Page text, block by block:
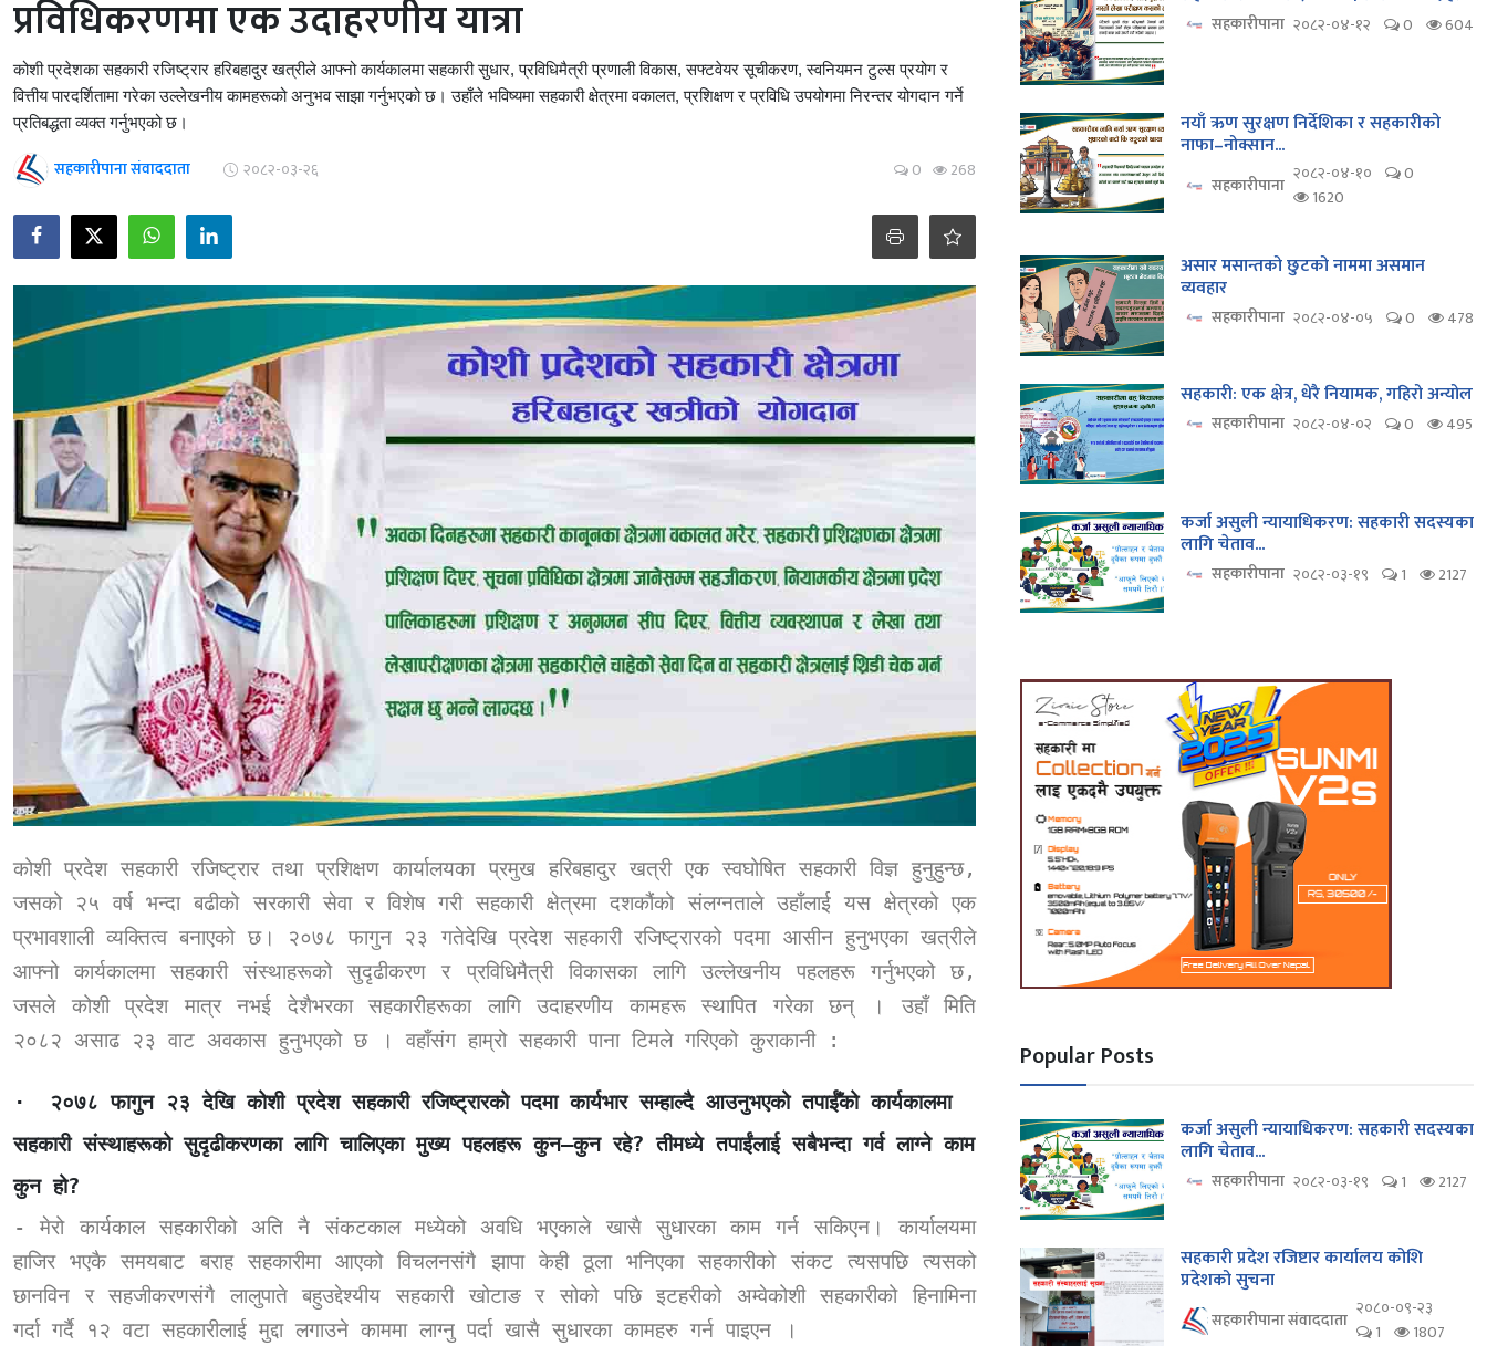
प्रविधिकरणमा एक उदाहरणीय यात्रा
कोशी प्रदेशका सहकारी रजिष्ट्रार हरिबहादुर खत्रीले आफ्नो कार्यकालमा सहकारी सुधार, प्रविधिमैत्री प्रणाली विकास, सफ्टवेयर सूचीकरण, स्वनियमन टुल्स प्रयोग र
वित्तीय पारदर्शितामा गरेका उल्लेखनीय कामहरूको अनुभव साझा गर्नुभएको छ। उहाँले भविष्यमा सहकारी क्षेत्रमा वकालत, प्रशिक्षण र प्रविधि उपयोगमा निरन्तर योगदान गर्ने
प्रतिबद्धता व्यक्त गर्नुभएको छ।
सहकारीपाना संवाददाता २०८२-०३-२६ 0 268
कोशी प्रदेश सहकारी रजिष्ट्रार तथा प्रशिक्षण कार्यालयका प्रमुख हरिबहादुर खत्री एक स्वघोषित सहकारी विज्ञ हुनुहुन्छ,
जसको २५ वर्ष भन्दा बढीको सरकारी सेवा र विशेष गरी सहकारी क्षेत्रमा दशकौंको संलग्नताले उहाँलाई यस क्षेत्रको एक
प्रभावशाली व्यक्तित्व बनाएको छ। २०७८ फागुन २३ गतेदेखि प्रदेश सहकारी रजिष्ट्रारको पदमा आसीन हुनुभएका खत्रीले
आफ्नो कार्यकालमा सहकारी संस्थाहरूको सुदृढीकरण र प्रविधिमैत्री विकासका लागि उल्लेखनीय पहलहरू गर्नुभएको छ,
जसले कोशी प्रदेश मात्र नभई देशैभरका सहकारीहरूका लागि उदाहरणीय कामहरू स्थापित गरेका छन्
।
उहाँ मिति
२०८२ असाढ २३ वाट अवकास हुनुभएको छ । वहाँसंग हाम्रो सहकारी पाना टिमले गरिएको कुराकानी:
·
२०७८ फागुन २३ देखि कोशी प्रदेश सहकारी रजिष्ट्रारको पदमा कार्यभार सम्हाल्दै आउनुभएको तपाईँको कार्यकालमा
सहकारी संस्थाहरूको सुदृढीकरणका लागि चालिएका मुख्य पहलहरू कुन–कुन रहे?तीमध्ये तपाईंलाई सबैभन्दा गर्व लाग्ने काम
कुन हो?
-मेरो कार्यकाल सहकारीको अति नै संकटकाल मध्येको अवधि भएकाले खासै सुधारका काम गर्न सकिएन। कार्यालयमा
हाजिर भएकै समयबाट बराह सहकारीमा आएको विचलनसंगै झापा केही ठूला भनिएका सहकारीको संकट त्यसपछि त्यसको
छानविन र सहजीकरणसंगै लालुपाते बहुउद्देश्यीय सहकारी खोटाङ र सोको पछि इटहरीको अम्वेकोशी सहकारीको हिनामिना
गर्दा गर्दै १२ वटा सहकारीलाई मुद्दा लगाउने काममा लाग्नु पर्दा खासै सुधारका कामहरु गर्न पाइएन ।
सहकारीपाना २०८२-०४-१२ 0 604
नयाँ ऋण सुरक्षण निर्देशिका र सहकारीको
नाफा–नोक्सान...
सहकारीपाना २०८२-०४-१०
0
1620
असार मसान्तको छुटको नाममा असमान
व्यवहार
सहकारीपाना २०८२-०४-०५ 0 478
सहकारी: एक क्षेत्र, धेरै नियामक, गहिरो अन्योल
सहकारीपाना २०८२-०४-०२ 0 495
कर्जा असुली न्यायाधिकरण: सहकारी सदस्यका
लागि चेताव...
सहकारीपाना २०८२-०३-१९ 1 2127
Popular Posts
कर्जा असुली न्यायाधिकरण: सहकारी सदस्यका
लागि चेताव...
सहकारीपाना २०८२-०३-१९ 1 2127
सहकारी प्रदेश रजिष्टार कार्यालय कोशि
प्रदेशको सुचना
सहकारीपाना संवाददाता २०८०-०९-२३
1
1807